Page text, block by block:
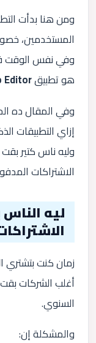
ومن هنا بدأت
المستخدمين،
وفي نفس الوقت
هو تطبيقEditor
وفي المقال ده
إزاي التطبيقات
وليه ناس كتير
الاشتراكات
ليه
زمان كنت بتشتري
أغلب الشركات
السنوي.
والمشكلة إن: